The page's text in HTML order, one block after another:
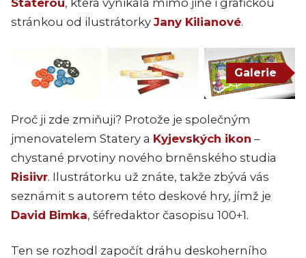
Staterou, která vynikala mimo jiné i grafickou
stránkou od ilustrátorky Jany Kilianové.
Galerie
Proč ji zde zmiňuji? Protože je společným
jmenovatelem Statery a Kyjevských ikon –
chystané prvotiny nového brněnského studia
Risiivr. Ilustrátorku už znáte, takže zbývá vás
seznámit s autorem této deskové hry, jímž je
David Bimka, šéfredaktor časopisu 100+1.
Ten se rozhodl započít dráhu deskoherního